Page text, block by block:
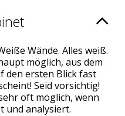
Wände. Alles weiß.
möglich, aus dem
den ersten Blick fast
Seid vorsichtig!
oft möglich, wenn
und analysiert.